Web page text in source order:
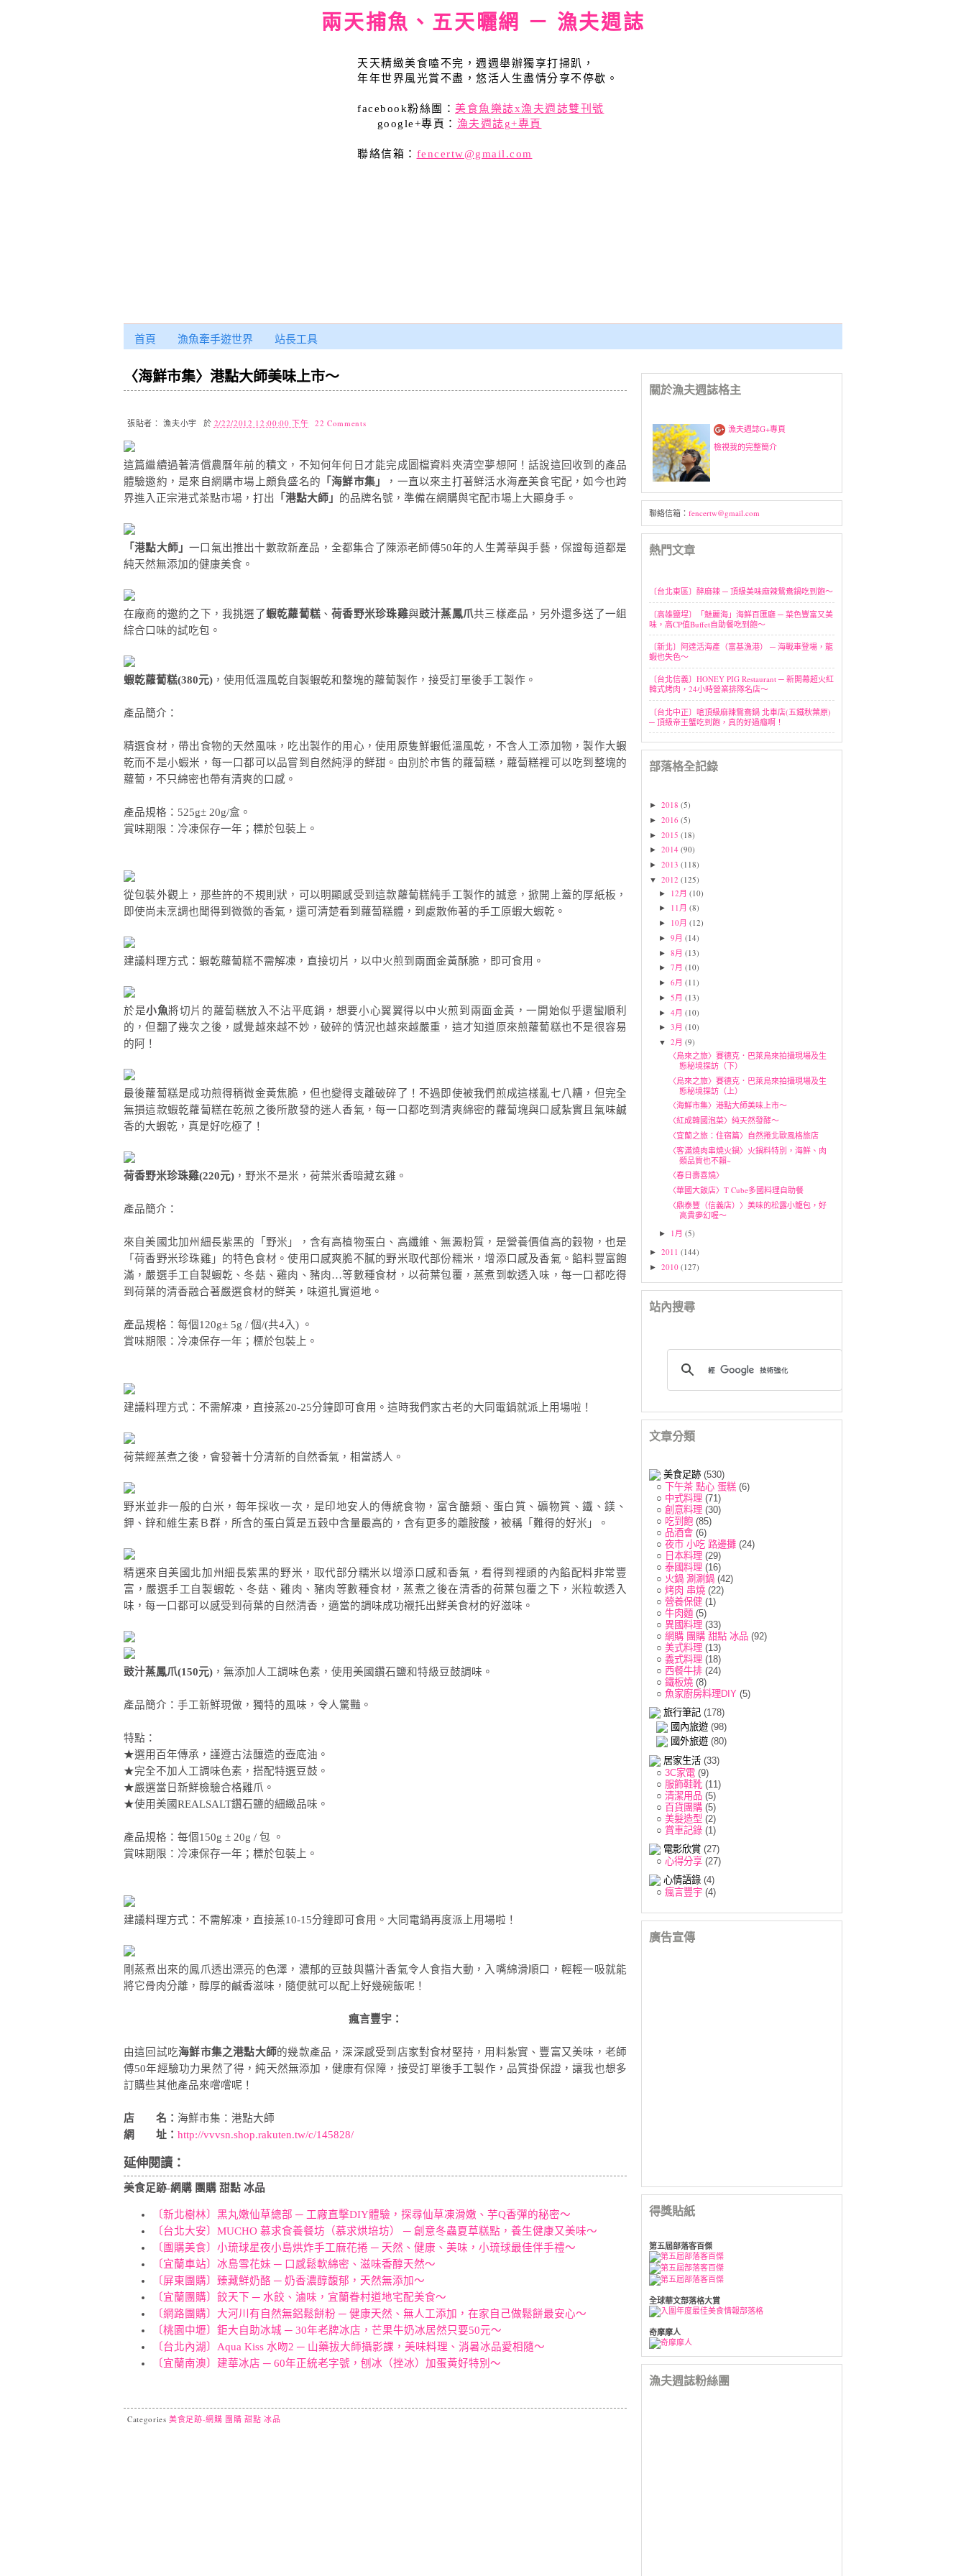
兩天捕魚、五天曬網 － 漁夫週誌
天天精緻美食嗑不完，週週舉辦獨享打掃趴，
年年世界風光賞不盡，悠活人生盡情分享不停歇。
facebook粉絲團： 美食魚樂誌x漁夫週誌雙刊號
google+專頁： 漁夫週誌g+專頁
聯絡信箱： fencertw@gmail.com
首頁 漁魚牽手遊世界 站長工具
〈海鮮市集〉港點大師美味上市～
張貼者：漁夫小宇 於 2/22/2012 12:00:00 下午 22 Comments
這篇繼續過著清償農曆年前的積文，不知何年何日才能完成圖檔資料夾清空夢想阿！話說這回收到的產品
體驗邀約，是來自網購市場上頗負盛名的 「海鮮市集」
，一直以來主打著鮮活水海產美食宅配，如今也跨
界進入正宗港式茶點市場，打出
「港點大師」 的品牌名號，準備在網購與宅配市場上大顯身手。
「港點大師」一口氣出推出十數款新產品，全都集合了陳添老師傅50年的人生菁華與手藝，保證每道都是
純天然無添加的健康美食。
在廠商的邀約之下，我挑選了蝦乾蘿蔔糕 、荷香野米珍珠雞與豉汁蒸鳳爪共三樣產品，另外還多送了一組
綜合口味的試吃包。
蝦乾蘿蔔糕(380元) ，使用低溫風乾自製蝦乾和整塊的蘿蔔製作，接受訂單後手工製作。
產品簡介：
精選食材，帶出食物的天然風味，吃出製作的用心，使用原隻鮮蝦低溫風乾，不含人工添加物，製作大蝦
乾而不是小蝦米，每一口都可以品嘗到自然純淨的鮮甜。由別於市售的蘿蔔糕，蘿蔔糕裡可以吃到整塊的
蘿蔔，不只綿密也帶有清爽的口感。
產品規格：525g± 20g/盒。
賞味期限：冷凍保存一年；標於包裝上。
從包裝外觀上，那些許的不規則狀，可以明顯感受到這款蘿蔔糕純手工製作的誠意，掀開上蓋的厚紙板，
即使尚未烹調也聞得到微微的香氣，還可清楚看到蘿蔔糕體，到處散佈著的手工原蝦大蝦乾。
建議料理方式：蝦乾蘿蔔糕不需解凍，直接切片，以中火煎到兩面金黃酥脆，即可食用。
於是小魚將切片的蘿蔔糕放入不沾平底鍋，想要小心翼翼得以中火煎到兩面金黃，一開始似乎還蠻順利
的，但翻了幾次之後，感覺越來越不妙，破碎的情況也越來越嚴重，這才知道原來煎蘿蔔糕也不是很容易
的阿！
最後蘿蔔糕是成功煎得稍微金黃焦脆，但也變得支離破碎了！不過即使被我們煎成這樣亂七八糟，但完全
無損這款蝦乾蘿蔔糕在乾煎之後所散發的迷人香氣，每一口都吃到清爽綿密的蘿蔔塊與口感紮實且氣味鹹
香的大蝦乾，真是好吃極了！
荷香野米珍珠雞(220元) ，野米不是米，荷葉米香暗藏玄雞。
產品簡介：
來自美國北加州細長紫黑的「野米」，含有高植物蛋白、高纖維、無澱粉質，是營養價值高的穀物，也是
「荷香野米珍珠雞」的特色食材。使用口感爽脆不膩的野米取代部份糯米，增添口感及香氣。餡料豐富飽
滿，嚴選手工自製蝦乾、冬菇、雞肉、豬肉…等數種食材，以荷葉包覆，蒸煮到軟透入味，每一口都吃得
到荷葉的清香融合著嚴選食材的鮮美，味道扎實道地。
產品規格：每個120g± 5g / 個/(共4入) 。
賞味期限：冷凍保存一年；標於包裝上。
建議料理方式：不需解凍，直接蒸20-25分鐘即可食用。這時我們家古老的大同電鍋就派上用場啦！
荷葉經蒸煮之後，會發著十分清新的自然香氣，相當誘人。
野米並非一般的白米，每年採收一次，是印地安人的傳統食物，富含醣類、蛋白質、礦物質、鐵、鎂、
鉀、鋅和維生素Ｂ群，所含的蛋白質是五穀中含量最高的，含有更多的離胺酸，被稱「難得的好米」。
精選來自美國北加州細長紫黑的野米，取代部分糯米以增添口感和香氣，看得到裡頭的內餡配料非常豐
富，嚴選手工自製蝦乾、冬菇、雞肉、豬肉等數種食材，蒸煮之後在清香的荷葉包覆之下，米粒軟透入
味，每一口都可以感受到荷葉的自然清香，適當的調味成功襯托出鮮美食材的好滋味。
豉汁蒸鳳爪(150元) ，無添加人工調味色素，使用美國鑽石鹽和特級豆鼓調味。
產品簡介：手工新鮮現做，獨特的風味，令人驚豔。
特點：
★選用百年傳承，謹遵古法釀造的壺底油。
★完全不加人工調味色素，搭配特選豆鼓。
★嚴選當日新鮮檢驗合格雞爪。
★使用美國REALSALT鑽石鹽的細緻品味。
產品規格：每個150g ± 20g / 包 。
賞味期限：冷凍保存一年；標於包裝上。
建議料理方式：不需解凍，直接蒸10-15分鐘即可食用。大同電鍋再度派上用場啦！
剛蒸煮出來的鳳爪透出漂亮的色澤，濃郁的豆鼓與醬汁香氣令人食指大動，入嘴綿滑順口，輕輕一吸就能
將它骨肉分離，醇厚的鹹香滋味，隨便就可以配上好幾碗飯呢！
瘋言豐宇：
由這回試吃海鮮市集之港點大師的幾款產品，深深感受到店家對食材堅持，用料紮實、豐富又美味，老師
傅50年經驗功力果然了得，純天然無添加，健康有保障，接受訂單後手工製作，品質掛保證，讓我也想多
訂購些其他產品來嚐嚐呢！
店 名： 海鮮市集：港點大師
網 址： http://vvvsn.shop.rakuten.tw/c/145828/
延伸閱讀：
美食足跡-網購 團購 甜點 冰品
〔新北樹林〕黑丸嫩仙草總部 ─ 工廠直擊DIY體驗，探尋仙草凍滑嫩、芋Q香彈的秘密～
〔台北大安〕MUCHO 慕求食養餐坊（慕求烘培坊） ─ 創意冬蟲夏草糕點，養生健康又美味～
〔團購美食〕小琉球星夜小島烘炸手工麻花捲 ─ 天然、健康、美味，小琉球最佳伴手禮～
〔宜蘭車站〕冰島雪花妹 ─ 口感鬆軟綿密、滋味香醇天然～
〔屏東團購〕臻藏鮮奶酪 ─ 奶香濃醇馥郁，天然無添加～
〔宜蘭團購〕餃天下 ─ 水餃、滷味，宜蘭眷村道地宅配美食～
〔網路團購〕大河川有自然無鋁鬆餅粉 ─ 健康天然、無人工添加，在家自己做鬆餅最安心～
〔桃園中壢〕鉅大自助冰城 ─ 30年老牌冰店，芒果牛奶冰居然只要50元～
〔台北內湖〕Aqua Kiss 水吻2 ─ 山藥拔大師攝影課，美味料理、消暑冰品愛相隨～
〔宜蘭南澳〕建華冰店 ─ 60年正統老字號，刨冰（挫冰）加蛋黃好特別～
Categories美食足跡-網購 團購 甜點 冰品
關於漁夫週誌格主
漁夫週誌G+專頁
檢視我的完整簡介
聯絡信箱： fencertw@gmail.com
熱門文章
〔台北東區〕醉麻辣 ─ 頂級美味麻辣鴛鴦鍋吃到飽～
〔高雄鹽埕〕「魅麗海」海鮮百匯廳 ─ 菜色豐富又美
味，高CP值Buffet自助餐吃到飽～
〔新北〕阿達活海產（富基漁港） ─ 海戰車登場，龍
蝦也失色～
〔台北信義〕HONEY PIG Restaurant ─ 新開幕超火紅
韓式烤肉，24小時營業排隊名店～
〔台北中正〕嗆頂級麻辣鴛鴦鍋 北車店(五鐵秋葉原)
─ 頂級帝王蟹吃到飽，真的好過癮啊！
部落格全記錄
► 2018 (5)
► 2016 (5)
► 2015 (18)
► 2014 (90)
► 2013 (118)
▼ 2012 (125)
► 12月(10)
► 11月(8)
► 10月(12)
►9月(14)
►8月(13)
►7月(10)
►6月(11)
►5月(13)
►4月(10)
►3月(10)
▼2月(9)
〈烏來之旅〉賽德克．巴萊烏來拍攝現場及生
態秘境探訪（下）
〈烏來之旅〉賽德克．巴萊烏來拍攝現場及生
態秘境探訪（上）
〈海鮮市集〉港點大師美味上市～
〈紅成韓國泡菜〉純天然發酵～
〈宜蘭之旅：住宿篇〉自然捲北歐風格旅店
〈客滿燒肉串燒火鍋〉火鍋料特別，海鮮、肉
類品質也不賴~
〈春日壽喜燒〉
〈華國大飯店〉T Cube多國料理自助餐
〈鼎泰豐（信義店）〉美味的松露小籠包，好
高貴夢幻喔～
► 1月(5)
► 2011 (144)
► 2010 (127)
站內搜尋
文章分類
美食足跡 (530)
○
下午茶 點心 蛋糕 (6)
○ 中式料理 (71)
○ 創意料理 (30)
○ 吃到飽 (85)
○ 品酒會 (6)
○ 夜市 小吃 路邊攤 (24)
○ 日本料理 (29)
○ 泰國料理 (16)
○ 火鍋 涮涮鍋 (42)
○ 烤肉 串燒 (22)
○ 營養保健 (1)
○ 牛肉麵 (5)
○ 異國料理 (33)
○ 網購 團購 甜點 冰品 (92)
○ 美式料理 (13)
○ 義式料理 (18)
○ 西餐牛排 (24)
○ 鐵板燒 (8)
○ 魚家廚房料理DIY (5)
旅行筆記 (178)
國內旅遊 (98)
國外旅遊 (80)
居家生活 (33)
○ 3C家電 (9)
○ 服飾鞋靴 (11)
○ 清潔用品 (5)
○ 百貨團購 (5)
○ 美髮造型 (2)
○ 賞車記錄 (1)
電影欣賞 (27)
○ 心得分享 (27)
心情語錄 (4)
○ 瘋言豐宇 (4)
廣告宣傳
得獎貼紙
第五屆部落客百傑
全球華文部落格大賞
奇摩摩人
漁夫週誌粉絲團